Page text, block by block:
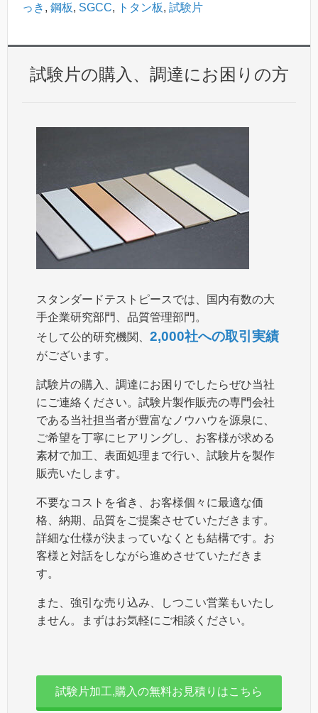
っき , 鋼板, SGCC, トタン板, 試験片
試験片の購入、調達にお困りの方
スタンダードテストピースでは、国内有数の大
手企業研究部門、品質管理部門。
そして公的研究機関、 2,000社への取引実績
がございます。
試験片の購入、調達にお困りでしたらぜひ当社
にご連絡ください。試験片製作販売の専門会社
である当社担当者が豊富なノウハウを源泉に、
ご希望を丁寧にヒアリングし、お客様が求める
素材で加工、表面処理まで行い、試験片を製作
販売いたします。
不要なコストを省き、お客様個々に最適な価
格、納期、品質をご提案させていただきます。
詳細な仕様が決まっていなくとも結構です。お
客様と対話をしながら進めさせていただきま
す。
また、強引な売り込み、しつこい営業もいたし
ません。まずはお気軽にご相談ください。
試験片加工,購入の無料お見積りはこちら